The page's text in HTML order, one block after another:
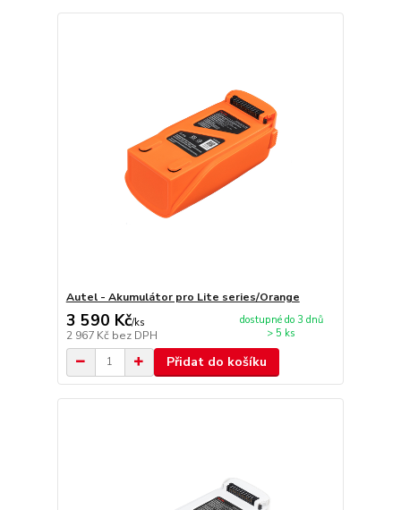
Autel - Akumulátor pro Lite series/Orange
3 590 Kč/ks
2 967 Kč bez DPH
dostupné do 3 dnů
> 5 ks
Přidat do košíku